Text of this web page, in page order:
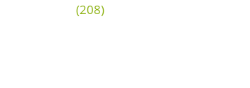
(208)